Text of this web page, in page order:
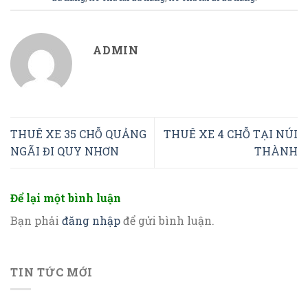
ADMIN
THUÊ XE 35 CHỖ QUẢNG
NGÃI ĐI QUY NHƠN
THUÊ XE 4 CHỖ TẠI NÚI
THÀNH
Để lại một bình luận
Bạn phải đăng nhậpđể gửi bình luận.
TIN TỨC MỚI